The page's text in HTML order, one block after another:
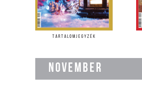
TARTALOMJEGYZÉK
NOVEMBER